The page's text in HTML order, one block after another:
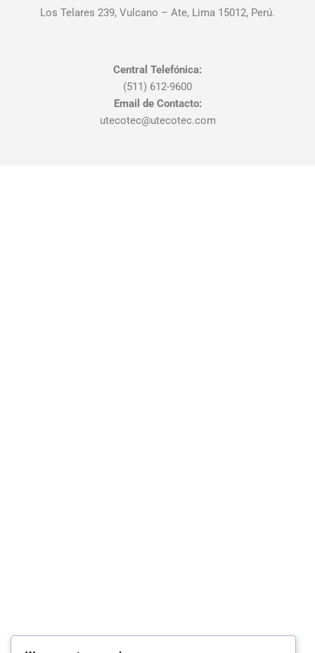
Los Telares 239, Vulcano – Ate, Lima 15012, Perú.
Central Telefónica:
(511) 612-9600
Email de Contacto:
utecotec@utecotec.com